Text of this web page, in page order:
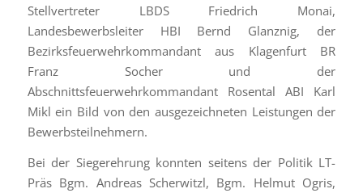
Stellvertreter LBDS Friedrich Monai,
Landesbewerbsleiter HBI Bernd Glanznig, der
Bezirksfeuerwehrkommandant aus Klagenfurt BR
Franz Socher und der
Abschnittsfeuerwehrkommandant Rosental ABI Karl
Mikl ein Bild von den ausgezeichneten Leistungen der
Bewerbsteilnehmern.
Bei der Siegerehrung konnten seitens der Politik LT-
Präs Bgm. Andreas Scherwitzl, Bgm. Helmut Ogris,